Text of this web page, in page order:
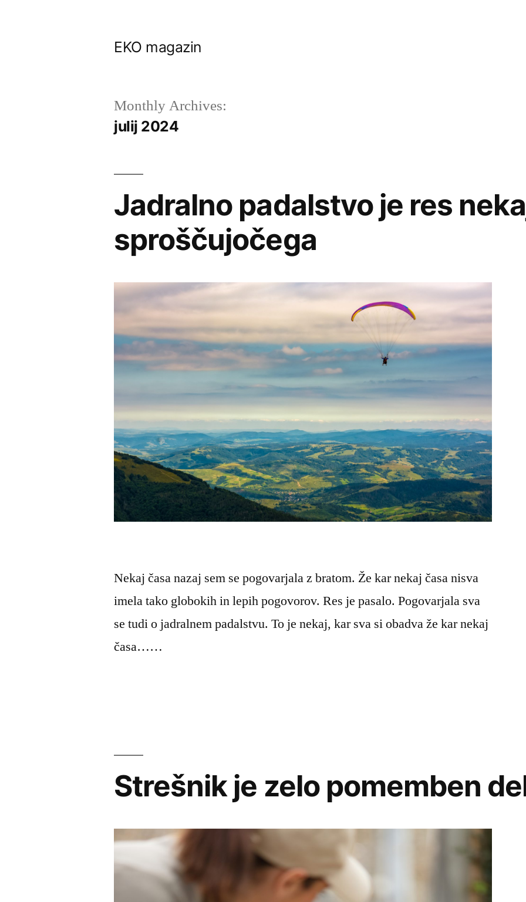
EKO magazin
Monthly Archives:
julij 2024
Jadralno padalstvo je res
sproščujočega
Nekaj časa nazaj sem se pogovarjala z bratom. Že kar nekaj časa nisva
imela tako globokih in lepih pogovorov. Res je pasalo. Pogovarjala sva
se tudi o jadralnem padalstvu. To je nekaj, kar sva si obadva že kar nekaj
časa……
Strešnik je zelo pomemben